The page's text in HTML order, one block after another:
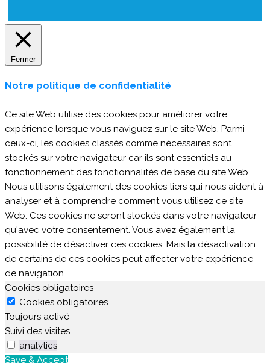
Fermer
Notre politique de confidentialité
Ce site Web utilise des cookies pour améliorer votre
expérience lorsque vous naviguez sur le site Web. Parmi
ceux-ci, les cookies classés comme nécessaires sont
stockés sur votre navigateur car ils sont essentiels au
fonctionnement des fonctionnalités de base du site Web.
Nous utilisons également des cookies tiers qui nous aident à
analyser et à comprendre comment vous utilisez ce site
Web. Ces cookies ne seront stockés dans votre navigateur
qu'avec votre consentement. Vous avez également la
possibilité de désactiver ces cookies. Mais la désactivation
de certains de ces cookies peut affecter votre expérience
de navigation.
Cookies obligatoires
Cookies obligatoires
Toujours activé
Suivi des visites
analytics
Save & Accept